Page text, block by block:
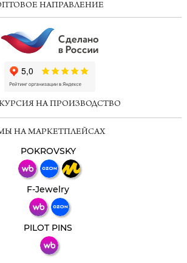
НАПРАВЛЕНИЕ
НА ПРОИЗВОДСТВО
НА МАРКЕТПЛЕЙСАХ
POKROVSKY
F-Jewelry
PILOT PINS